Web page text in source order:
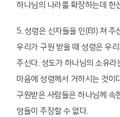
하나님의 나라를 확장하는데 헌
5. 성령은 신자들을 인(印) 쳐 주
우리가 구원 받을 때 성령은 우
주신다. 성도가 하나님의 소유라
마음에 성령께서 거하시는 것
구원받은 사람들은 하나님께 속
영들이 주장할 수 없다.